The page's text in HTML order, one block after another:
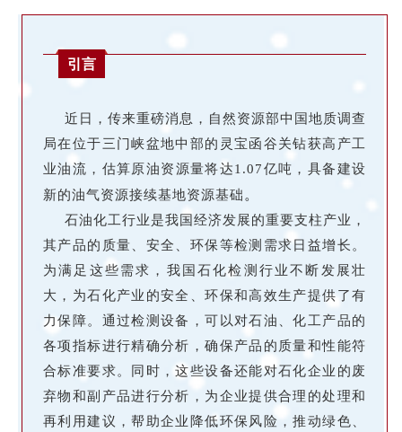
引言
近日，传来重磅消息，自然资源部中国地质调查
局在位于三门峡盆地中部的灵宝函谷关钻获高产工
业油流，估算原油资源量将达1.07亿吨，具备建设
新的油气资源接续基地资源基础。
石油化工行业是我国经济发展的重要支柱产业，
其产品的质量、安全、环保等检测需求日益增长。
为满足这些需求，我国石化检测行业不断发展壮
大，为石化产业的安全、环保和高效生产提供了有
力保障。通过检测设备，可以对石油、化工产品的
各项指标进行精确分析，确保产品的质量和性能符
合标准要求。同时，这些设备还能对石化企业的废
弃物和副产品进行分析，为企业提供合理的处理和
再利用建议，帮助企业降低环保风险，推动绿色、